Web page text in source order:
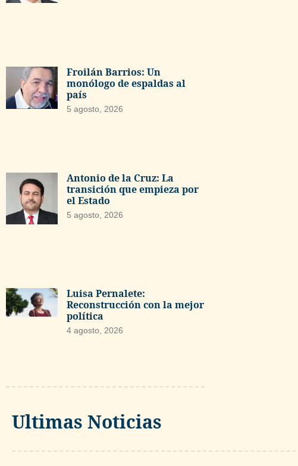
Froilán Barrios: Un
monólogo de espaldas al
país
5 agosto, 2026
Antonio de la Cruz: La
transición que empieza por
el Estado
5 agosto, 2026
Luisa Pernalete:
Reconstrucción con la mejor
política
4 agosto, 2026
Ultimas Noticias